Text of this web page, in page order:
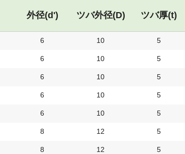
外径(d') ツバ外径(D) ツバ厚(t)
6 10 5
6 10 5
6 10 5
6 10 5
6 10 5
8 12 5
8 12 5